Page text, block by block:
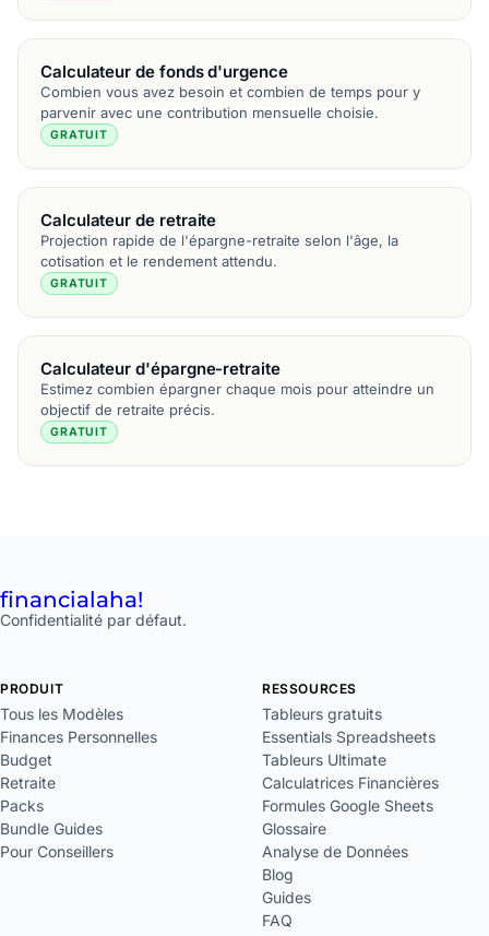
Calculateur de fonds d'urgence
Combien vous avez besoin et combien de temps pour y
parvenir avec une contribution mensuelle choisie.
GRATUIT
Calculateur de retraite
Projection rapide de l'épargne-retraite selon l'âge, la
cotisation et le rendement attendu.
GRATUIT
Calculateur d'épargne-retraite
Estimez combien épargner chaque mois pour atteindre un
objectif de retraite précis.
GRATUIT
financialaha!
Confidentialité par défaut.
PRODUIT
Tous les Modèles
Finances Personnelles
Budget
Retraite
Packs
Bundle Guides
Pour Conseillers
RESSOURCES
Tableurs gratuits
Essentials Spreadsheets
Tableurs Ultimate
Calculatrices Financières
Formules Google Sheets
Glossaire
Analyse de Données
Blog
Guides
FAQ